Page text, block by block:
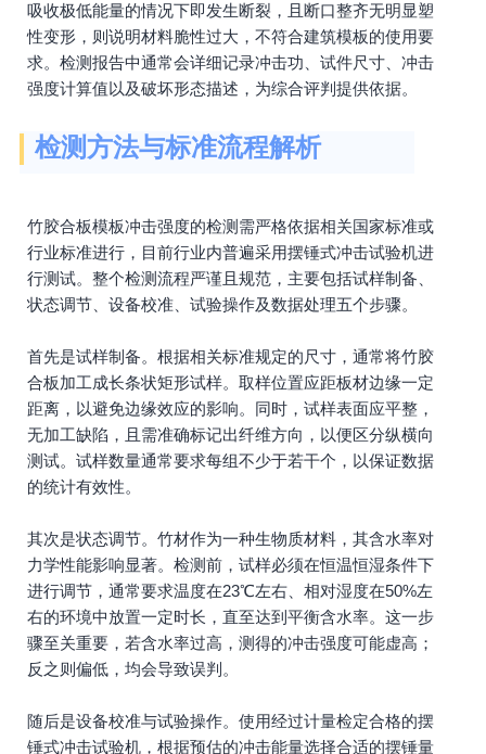
吸收极低能量的情况下即发生断裂，且断口整齐无明显塑
性变形，则说明材料脆性过大，不符合建筑模板的使用要
求。检测报告中通常会详细记录冲击功、试件尺寸、冲击
强度计算值以及破坏形态描述，为综合评判提供依据。
检测方法与标准流程解析
竹胶合板模板冲击强度的检测需严格依据相关国家标准或
行业标准进行，目前行业内普遍采用摆锤式冲击试验机进
行测试。整个检测流程严谨且规范，主要包括试样制备、
状态调节、设备校准、试验操作及数据处理五个步骤。
首先是试样制备。根据相关标准规定的尺寸，通常将竹胶
合板加工成长条状矩形试样。取样位置应距板材边缘一定
距离，以避免边缘效应的影响。同时，试样表面应平整，
无加工缺陷，且需准确标记出纤维方向，以便区分纵横向
测试。试样数量通常要求每组不少于若干个，以保证数据
的统计有效性。
其次是状态调节。竹材作为一种生物质材料，其含水率对
力学性能影响显著。检测前，试样必须在恒温恒湿条件下
进行调节，通常要求温度在23℃左右、相对湿度在50%左
右的环境中放置一定时长，直至达到平衡含水率。这一步
骤至关重要，若含水率过高，测得的冲击强度可能虚高；
反之则偏低，均会导致误判。
随后是设备校准与试验操作。使用经过计量检定合格的摆
锤式冲击试验机，根据预估的冲击能量选择合适的摆锤量